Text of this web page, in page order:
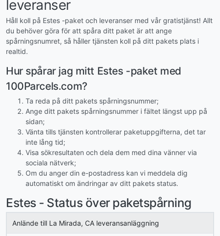
leveranser
Håll koll på Estes -paket och leveranser med vår gratistjänst! Allt
du behöver göra för att spåra ditt paket är att ange
spårningsnumret, så håller tjänsten koll på ditt pakets plats i
realtid.
Hur spårar jag mitt Estes -paket med
100Parcels.com?
Ta reda på ditt pakets spårningsnummer;
Ange ditt pakets spårningsnummer i fältet längst upp på
sidan;
Vänta tills tjänsten kontrollerar paketuppgifterna, det tar
inte lång tid;
Visa sökresultaten och dela dem med dina vänner via
sociala nätverk;
Om du anger din e-postadress kan vi meddela dig
automatiskt om ändringar av ditt pakets status.
Estes - Status över paketspårning
Anlände till La Mirada, CA leveransanläggning